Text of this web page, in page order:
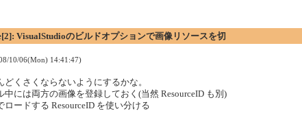
VisualStudioのビルドオプションで画像リソースを切
10/06(Mon) 14:41:47)
くさくならないようにするかな。
中には両方の画像を登録しておく(当然 ResourceID も別)
ロードする ResourceID を使い分ける